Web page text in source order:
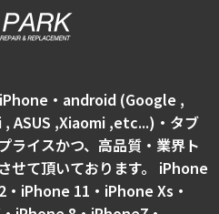
iPhone・android (Google ,
ASUS ,Xiaomi ,etc...)・タブ
ライスかつ、高品質・業界ト
せて頂いております。 iPhone
iPhone 11・iPhone Xs・